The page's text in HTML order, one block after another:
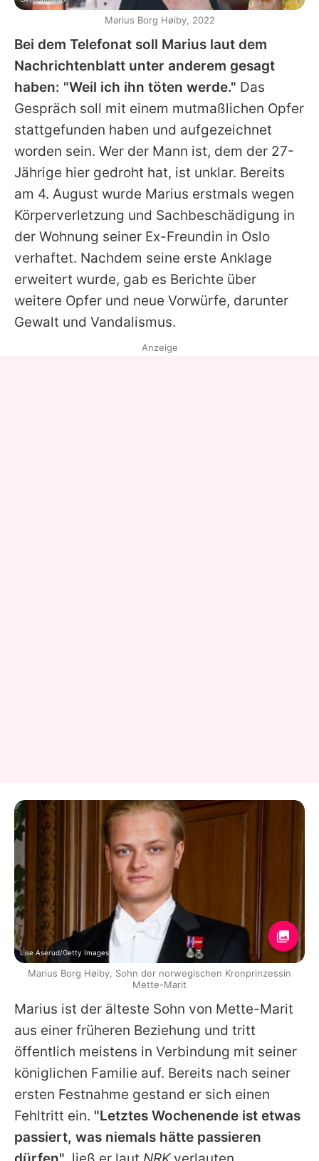
Bei dem Telefonat soll Marius laut dem
Nachrichtenblatt unter anderem gesagt
haben: "Weil ich ihn töten werde." Das
Gespräch soll mit einem mutmaßlichen Opfer
stattgefunden haben und aufgezeichnet
worden sein. Wer der Mann ist, dem der 27-
Jährige hier gedroht hat, ist unklar. Bereits
am 4. August wurde Marius erstmals wegen
Körperverletzung und Sachbeschädigung in
der Wohnung seiner Ex-Freundin in Oslo
verhaftet. Nachdem seine erste Anklage
erweitert wurde, gab es Berichte über
weitere Opfer und neue Vorwürfe, darunter
Gewalt und Vandalismus.
Marius ist der älteste Sohn von Mette-Marit
aus einer früheren Beziehung und tritt
öffentlich meistens in Verbindung mit seiner
königlichen Familie auf. Bereits nach seiner
ersten Festnahme gestand er sich einen
Fehltritt ein. "Letztes Wochenende ist etwas
passiert, was niemals hätte passieren
Marius Borg Høiby, 2022
Anzeige
Lise Aserud/Getty Images
Marius Borg Høiby, Sohn der norwegischen Kronprinzessin
Mette-Marit